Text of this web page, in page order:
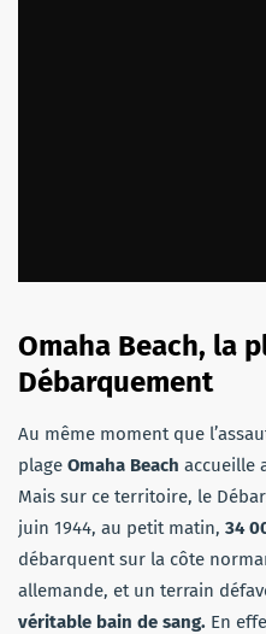
Omaha Beach, la
Débarquement
Au même moment que
plage Omaha Beach accueille
Mais sur ce territoire, le
juin 1944, au petit matin, 34
débarquent sur la côte
allemande, et un terrain
véritable bain de sang. En